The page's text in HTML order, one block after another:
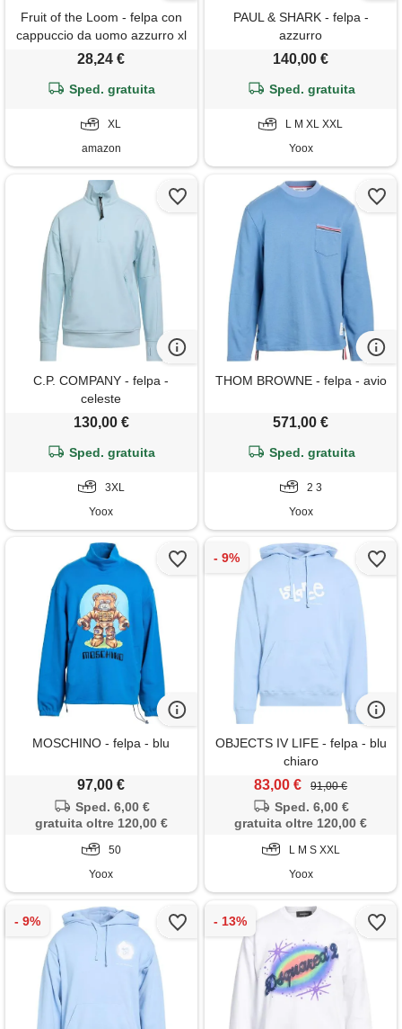
Fruit of the Loom - felpa con
cappuccio da uomo azzurro xl
28,24 €
Sped. gratuita
XL
amazon
PAUL & SHARK - felpa -
azzurro
140,00 €
Sped. gratuita
L M XL XXL
Yoox
C.P. COMPANY - felpa -
celeste
130,00 €
Sped. gratuita
3XL
Yoox
THOM BROWNE - felpa - avio
571,00 €
Sped. gratuita
2 3
Yoox
MOSCHINO - felpa - blu
97,00 €
Sped. 6,00 €
gratuita oltre 120,00 €
50
Yoox
OBJECTS IV LIFE - felpa - blu
chiaro
83,00 € 91,00 €
Sped. 6,00 €
gratuita oltre 120,00 €
L M S XXL
Yoox